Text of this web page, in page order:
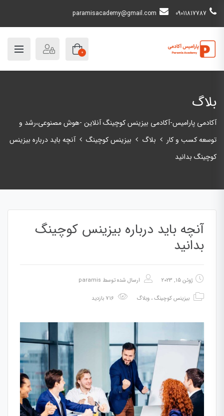
09011817787
paramisacademy@gmail.com
0
بلاگ
آکادمی پارامیس-آکادمی بیزینس کوچینگ آنلاین -هوش مصنوعی،رشد و
توسعه کسب و کار
بلاگ بیزینس کوچینگ
آنچه باید درباره بیزینس
کوچینگ بدانید
آنچه باید درباره بیزینس کوچینگ
بدانید
ژوئن 15, 2023 ارسال شده توسط paramis
بیزینس کوچینگ، وبلاگ